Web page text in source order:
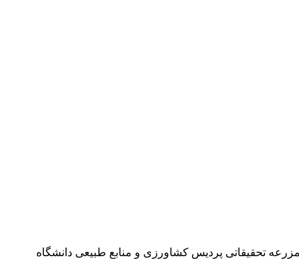
بوته بر عملکرد دو رقم عدس، آزمایشی به صورت فاکتوریل در قالب طرح بلوک‌های کامل تصادفی با 3 تکرار در مزرعه تحقیقاتی پردیس کشاورزی و منابع طبیعی دانشگاه